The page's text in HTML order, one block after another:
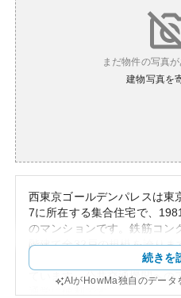
まだ物件の写真が
建物写真を
西東京ゴールデンパレスは東
7に所在する集合住宅で、
のマンションです。鉄筋コン
階建て全32戸の規模を誇り
着いた住宅地が広がり、生活
ています。公共交通機関への
続きを
AIがHowMa独自のデータ